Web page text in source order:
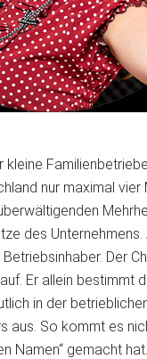
nur maximal
des
Der
Er allein bestimmt
in der
aus. So kommt es
Namen“ gemacht